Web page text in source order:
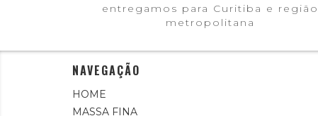
entregamos para Curitiba e região
metropolitana
NAVEGAÇÃO
HOME
MASSA FINA